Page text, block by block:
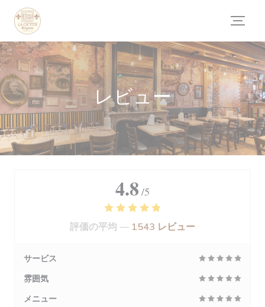
クッキー利用の管理について
レビュー
4.8 /5
評価の平均 — 1543 レビュー
サービス
雰囲気
メニュー